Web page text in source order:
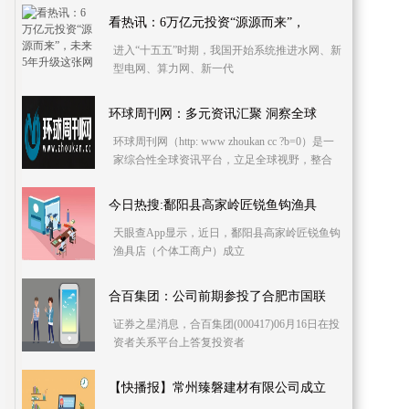
看热讯：6万亿元投资“源源而来”，
进入“十五五”时期，我国开始系统推进水网、新
型电网、算力网、新一代
环球周刊网：多元资讯汇聚 洞察全球
环球周刊网（http: www zhoukan cc ?b=0）是一
家综合性全球资讯平台，立足全球视野，整合
域内容
今日热搜:鄱阳县高家岭匠锐鱼钩渔具
天眼查App显示，近日，鄱阳县高家岭匠锐鱼钩
渔具店（个体工商户）成立
合百集团：公司前期参投了合肥市国联
证券之星消息，合百集团(000417)06月16日在投
资者关系平台上答复投资者
【快播报】常州臻磐建材有限公司成立